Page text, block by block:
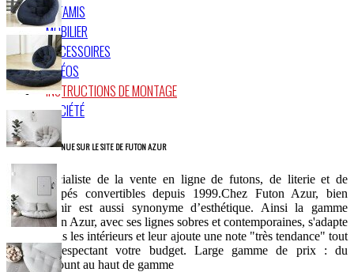
TATAMIS
MOBILIER
ACCESSOIRES
VIDÉOS
INSTRUCTIONS DE MONTAGE
SOCIÉTÉ
BIENVENUE SUR LE SITE DE FUTON AZUR
Spécialiste de la vente en ligne de futons, de literie et de
canapés convertibles depuis 1999.Chez Futon Azur, bien
dormir est aussi synonyme d’esthétique. Ainsi la gamme
Futon Azur, avec ses lignes sobres et contemporaines, s'adapte
à tous les intérieurs et leur ajoute une note "très tendance" tout
en respectant votre budget. Large gamme de prix : du
discount au haut de gamme